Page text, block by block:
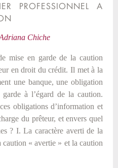
PROFESSIONNEL A
Chiche
mise en garde de la caution
en droit du crédit. Il met à la
une banque, une obligation
à l’égard de la caution.
obligations d’information et
du prêteur, et envers quel
? I. La caractère averti de la
« avertie » et la caution